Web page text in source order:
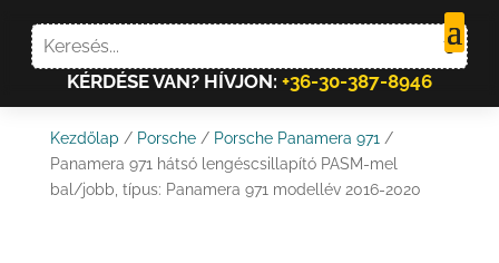
KÉRDÉSE VAN? HÍVJON: +36-30-387-8946
Kezdőlap / Porsche/ Porsche Panamera 971 /
Panamera 971 hátsó lengéscsillapító PASM-mel
bal/jobb, típus: Panamera 971 modellév 2016-2020